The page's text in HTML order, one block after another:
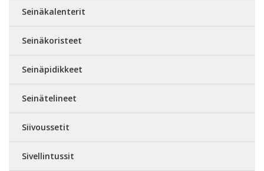
Seinäkalenterit
Seinäkoristeet
Seinäpidikkeet
Seinätelineet
Siivoussetit
Sivellintussit